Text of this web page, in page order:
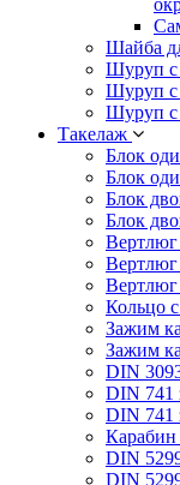
Шайба
Шуруп с
Шуруп с
Шуруп с
Такелаж
Блок
Блок
Блок
Блок
Вертлюг
Вертлюг
Вертлюг
Кольцо
Зажим
Зажим
DIN
DIN 741
DIN 741
Карабин
DIN
DIN